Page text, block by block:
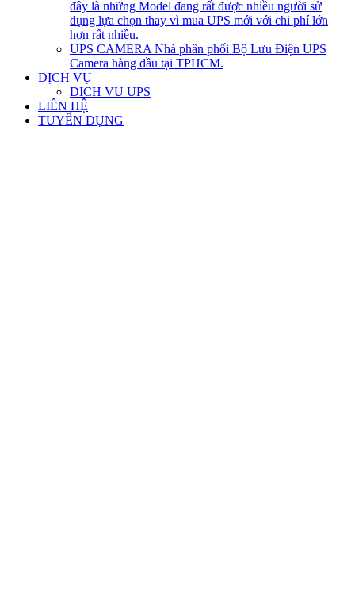
đây là những Model đang rất được nhiều người sử
dụng lựa chọn thay vì mua UPS mới với chi phí lớn
hơn rất nhiều.
UPS CAMERA Nhà phân phối Bộ Lưu Điện UPS
Camera hàng đầu tại TPHCM.
DỊCH VỤ
DICH VU UPS
LIÊN HỆ
TUYỂN DỤNG